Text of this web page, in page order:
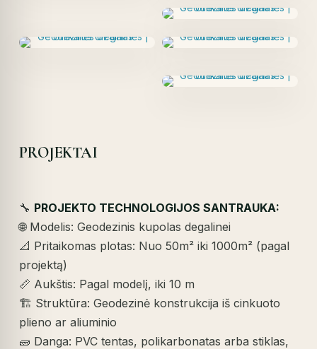
PROJEKTAI
🔧 PROJEKTO TECHNOLOGIJOS SANTRAUKA:
🌐 Modelis: Geodezinis kupolas degalinei
📐 Pritaikomas plotas: Nuo 50m² iki 1000m² (pagal
projektą)
📏 Aukštis: Pagal modelį, iki 10 m
🏗️ Struktūra: Geodezinė konstrukcija iš cinkuoto
plieno ar aliuminio
🧱 Danga: PVC tentas, polikarbonatas arba stiklas,